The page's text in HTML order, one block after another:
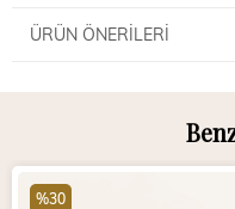
ÜRÜN ÖNERILERI
%30